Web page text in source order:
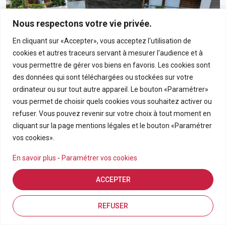
Nous respectons votre vie privée.
En cliquant sur «Accepter», vous acceptez l'utilisation de
cookies et autres traceurs servant à mesurer l'audience et à
vous permettre de gérer vos biens en favoris. Les cookies sont
des données qui sont téléchargées ou stockées sur votre
ordinateur ou sur tout autre appareil. Le bouton «Paramétrer»
vous permet de choisir quels cookies vous souhaitez activer ou
refuser. Vous pouvez revenir sur votre choix à tout moment en
cliquant sur la page mentions légales et le bouton «Paramétrer
vos cookies».
En savoir plus - Paramétrer vos cookies
REFUSER
ACCEPTER
Estimation en ligne
190 000€
Appartement T3 En Rez-De-Chaussée Avec Grand
BRAS PANON
3 69.21